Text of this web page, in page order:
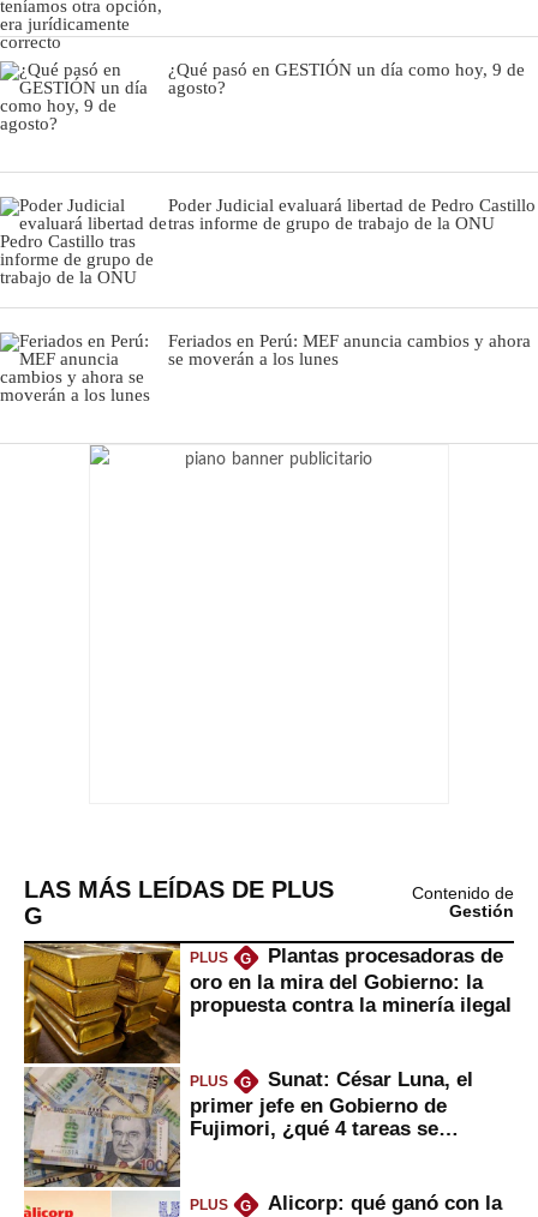
¿Qué pasó en GESTIÓN un día como hoy, 9 de
agosto?
Poder Judicial evaluará libertad de Pedro Castillo
tras informe de grupo de trabajo de la ONU
Feriados en Perú: MEF anuncia cambios y ahora
se moverán a los lunes
LAS MÁS LEÍDAS DE PLUS
G
Contenido de
Gestión
PLUS G
Plantas procesadoras de
oro en la mira del Gobierno: la
propuesta contra la minería ilegal
PLUS G
Sunat: César Luna, el
primer jefe en Gobierno de
Fujimori, ¿qué 4 tareas se
PLUS G
Alicorp: qué ganó con la